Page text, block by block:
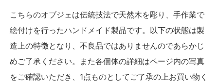
こちらのオブジェは伝統技法で天然木を彫り、手作業で
絵付けを行ったハンドメイド製品です。以下の状態は製
造上の特徴となり、不良品ではありませんのであらかじ
めご了承ください。また各個体の詳細はページ内の写真
をご確認いただき、1点ものとしてご了承の上お買い物く